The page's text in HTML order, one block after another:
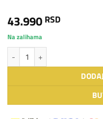
43.990 RSD
Na zalihama
BEKO RoboSmart VRR 84314